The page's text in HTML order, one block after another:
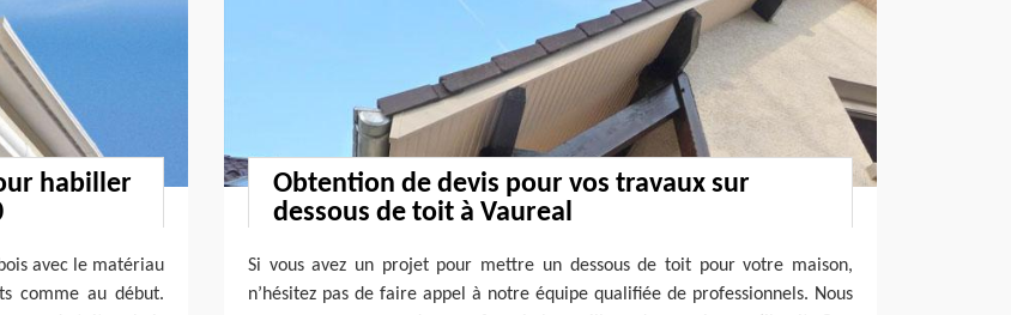
habiller
avec le matériau
comme au début.
Obtention de devis pour vos travaux sur
dessous de toit à Vaureal
Si vous avez un projet pour mettre un dessous de toit pour votre maison,
n’hésitez pas de faire appel à notre équipe qualifiée de professionnels. Nous